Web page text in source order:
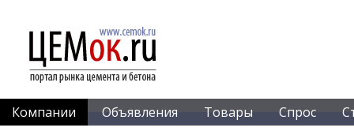
Компании Объявления Товары Спрос